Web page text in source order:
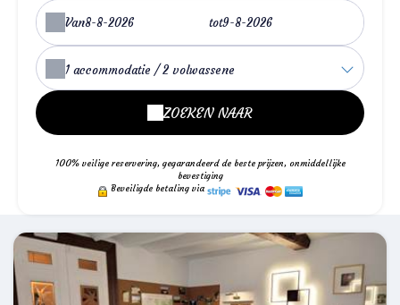
Van tot
1 accommodatie /2 volwassene
ZOEKEN NAAR
100% veilige reservering, gegarandeerd de beste prijzen, onmiddellijke
bevestiging
Beveiligde betaling via